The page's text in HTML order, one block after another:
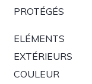
PROTÉGÉS
ELÉMENTS
EXTÉRIEURS
COULEUR